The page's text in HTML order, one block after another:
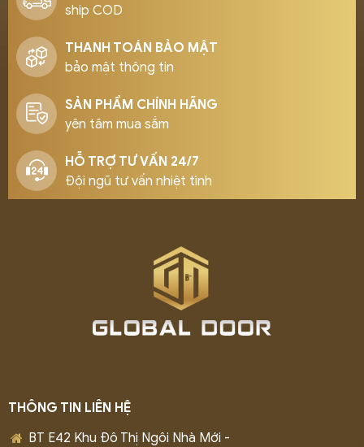
ship COD
THANH TOÁN BẢO MẬT
bảo mật thông tin
SẢN PHẨM CHÍNH HÃNG
yên tâm mua sắm
HỖ TRỢ TƯ VẤN 24/7
Đội ngũ tư vấn nhiệt tình
THÔNG TIN LIÊN HỆ
BT E42 Khu Đô Thị Ngôi Nhà Mới -